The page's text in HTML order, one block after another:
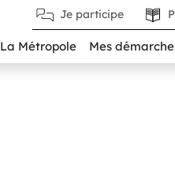
Je participe
La Métropole Mes